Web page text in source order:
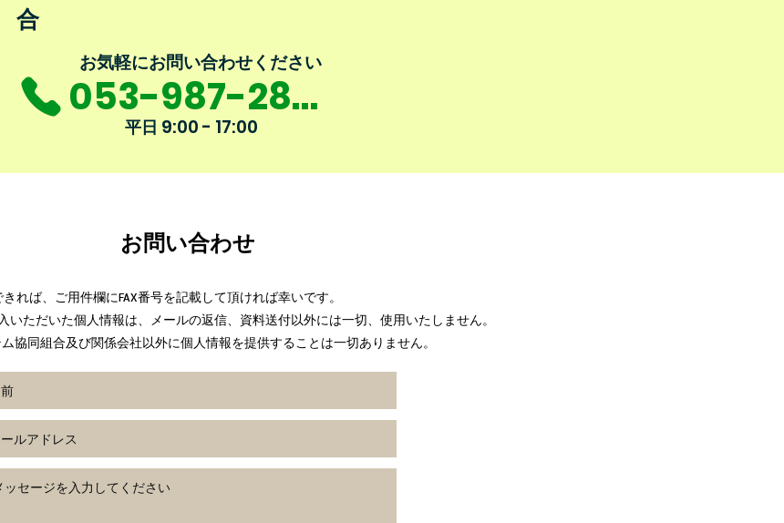
合
053-987-2864
​お気軽にお問い合わせください
平日 9:00 - 17:00
お問い合わせ
れば、ご用件欄にFAX番号を記載して頂ければ幸いです。
いただいた個人情報は、メールの返信、資料送付以外には一切、使用いたしません。
ム協同組合及び関係会社以外に個人情報を提供することは一切ありません。